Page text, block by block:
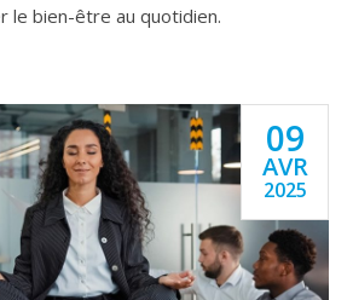
le bien-être au quotidien.
09
AVR
2025